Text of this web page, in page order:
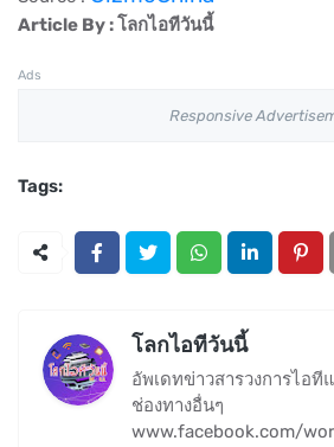
Article By : โลกไอทีวันนี้
Ads
Responsive
Tags:
โลกไอทีวันนี้
อัพเดทข่าวสารวงการไอที
ช่องทางอื่นๆ
www.facebook.com/